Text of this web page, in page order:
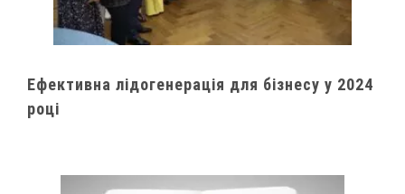
Ефективна лідогенерація для бізнесу у 2024
році